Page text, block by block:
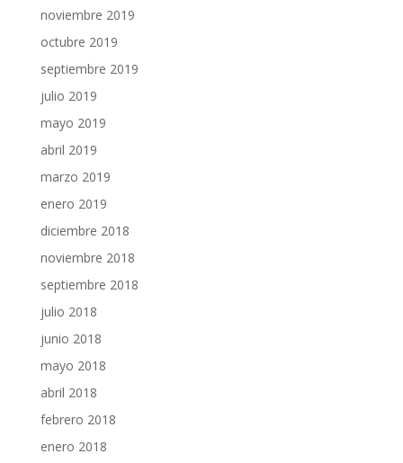
noviembre 2019
octubre 2019
septiembre 2019
julio 2019
mayo 2019
abril 2019
marzo 2019
enero 2019
diciembre 2018
noviembre 2018
septiembre 2018
julio 2018
junio 2018
mayo 2018
abril 2018
febrero 2018
enero 2018